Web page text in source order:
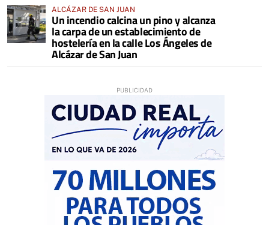
ALCÁZAR DE SAN JUAN
Un incendio calcina un pino y alcanza
la carpa de un establecimiento de
hostelería en la calle Los Ángeles de
Alcázar de San Juan